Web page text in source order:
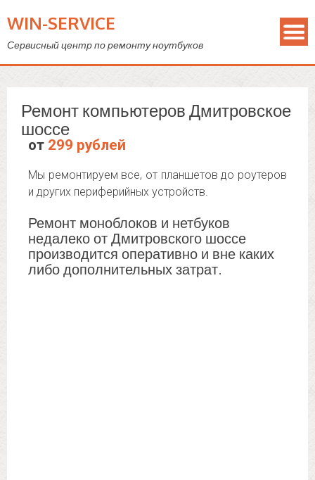
WIN-SERVICE
Сервисный центр по ремонту ноутбуков
Ремонт компьютеров Дмитровское
шоссе
от 299 рублей
Мы ремонтируем все, от планшетов до роутеров
и других периферийных устройств.
Ремонт моноблоков и нетбуков
недалеко от Дмитровского шоссе
производится оперативно и вне каких
либо дополнительных затрат.